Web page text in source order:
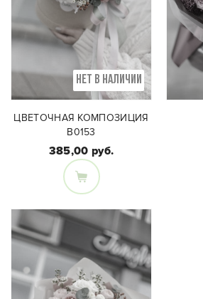
НЕТ В НАЛИЧИИ
Состав букета:
Нутанс, Эустома,
Пионовидная роза,
Хамелациум,
Шиповник,
Хризантема, Эвкалипт
ЦВЕТОЧНАЯ КОМПОЗИЦИЯ
B0153
385,00 руб.